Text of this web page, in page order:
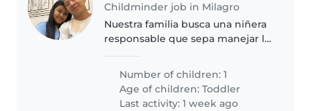
Childminder job in Milagro
Nuestra familia busca una niñera
responsable que sepa manejar la
2 años. Valoramos a alguien con
paciencia y cariño que pueda
ayudar con tareas sencillas..
Number of children: 1
Age of children:Toddler
Last activity: 1 week ago